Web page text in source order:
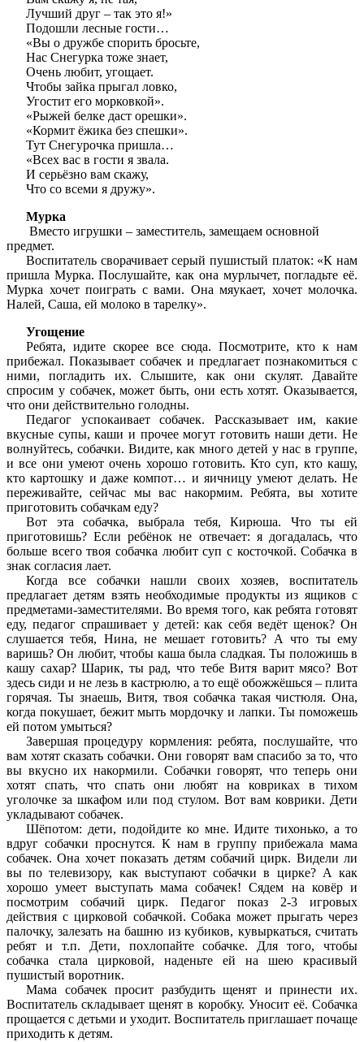
Лучший друг – так это я!»
Подошли лесные гости…
«Вы о дружбе спорить бросьте,
Нас Снегурка тоже знает,
Очень любит, угощает.
Чтобы зайка прыгал ловко,
Угостит его морковкой».
«Рыжей белке даст орешки».
«Кормит ёжика без спешки».
Тут Снегурочка пришла…
«Всех вас в гости я звала.
И серьёзно вам скажу,
Что со всеми я дружу».
Мурка
Вместо игрушки – заместитель, замещаем основной
предмет.
Воспитатель сворачивает серый пушистый платок: «К нам
пришла Мурка. Послушайте, как она мурлычет, погладьте её.
Мурка хочет поиграть с вами. Она мяукает, хочет молочка.
Налей, Саша, ей молоко в тарелку».
Угощение
Ребята, идите скорее все сюда. Посмотрите, кто к нам
прибежал. Показывает собачек и предлагает познакомиться с
ними, погладить их. Слышите, как они скулят. Давайте
спросим у собачек, может быть, они есть хотят. Оказывается,
что они действительно голодны.
Педагог успокаивает собачек. Рассказывает им, какие
вкусные супы, каши и прочее могут готовить наши дети. Не
волнуйтесь, собачки. Видите, как много детей у нас в группе,
и все они умеют очень хорошо готовить. Кто суп, кто кашу,
кто картошку и даже компот… и яичницу умеют делать. Не
переживайте, сейчас мы вас накормим. Ребята, вы хотите
приготовить собачкам еду?
Вот эта собачка, выбрала тебя, Кирюша. Что ты ей
приготовишь? Если ребёнок не отвечает: я догадалась, что
больше всего твоя собачка любит суп с косточкой. Собачка в
знак согласия лает.
Когда все собачки нашли своих хозяев, воспитатель
предлагает детям взять необходимые продукты из ящиков с
предметами-заместителями. Во время того, как ребята готовят
еду, педагог спрашивает у детей: как себя ведёт щенок? Он
слушается тебя, Нина, не мешает готовить? А что ты ему
варишь? Он любит, чтобы каша была сладкая. Ты положишь в
кашу сахар? Шарик, ты рад, что тебе Витя варит мясо? Вот
здесь сиди и не лезь в кастрюлю, а то ещё обожжёшься – плита
горячая. Ты знаешь, Витя, твоя собачка такая чистюля. Она,
когда покушает, бежит мыть мордочку и лапки. Ты поможешь
ей потом умыться?
Завершая процедуру кормления: ребята, послушайте, что
вам хотят сказать собачки. Они говорят вам спасибо за то, что
вы вкусно их накормили. Собачки говорят, что теперь они
хотят спать, что спать они любят на ковриках в тихом
уголочке за шкафом или под стулом. Вот вам коврики. Дети
укладывают собачек.
Шёпотом: дети, подойдите ко мне. Идите тихонько, а то
вдруг собачки проснутся. К нам в группу прибежала мама
собачек. Она хочет показать детям собачий цирк. Видели ли
вы по телевизору, как выступают собачки в цирке? А как
хорошо умеет выступать мама собачек! Сядем на ковёр и
посмотрим собачий цирк. Педагог показ 2-3 игровых
действия с цирковой собачкой. Собака может прыгать через
палочку, залезать на башню из кубиков, кувыркаться, считать
ребят и т.п. Дети, похлопайте собачке. Для того, чтобы
собачка стала цирковой, наденьте ей на шею красивый
пушистый воротник.
Мама собачек просит разбудить щенят и принести их.
Воспитатель складывает щенят в коробку. Уносит её. Собачка
прощается с детьми и уходит. Воспитатель приглашает почаще
приходить к детям.